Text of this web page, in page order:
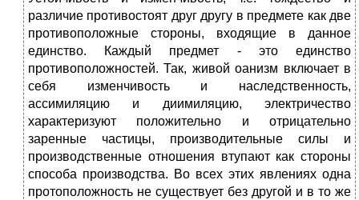
различие противостоят друг другу в предмете как две
противоположные стороны, входящие в данное
единство. Каждый предмет - это единство
противоположностей. Так, живой оанизм включает в
себя изменчивость и наследственность,
ассимиляцию и диимиляцию, электричество
характеризуют положительно и отрицательно
заренные частицы, производительные силы и
производственные отношения втупают как стороны
способа производства. Во всех этих явлениях одна
протоположность не существует без другой и в то же